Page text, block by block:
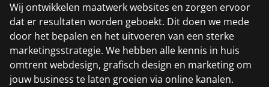
Wij ontwikkelen maatwerk websites en zorgen ervoor
dat er resultaten worden geboekt. Dit doen we mede
door het bepalen en het uitvoeren van een sterke
marketingsstrategie. We hebben alle kennis in huis
omtrent webdesign, grafisch design en marketing om
jouw business te laten groeien via online kanalen.